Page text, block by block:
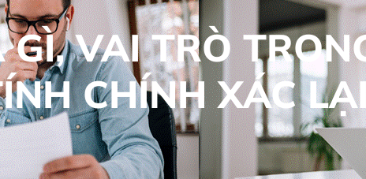
VAI TRÒ
CHÍNH XÁC